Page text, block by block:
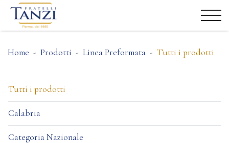
Home Prodotti Linea Preformata Tutti i prodotti
Tutti i prodotti
Calabria
Categoria Nazionale